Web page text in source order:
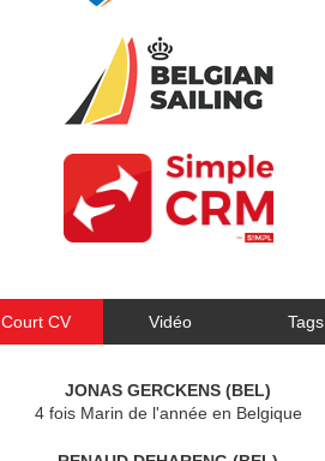
Court CV Vidéo Tags
JONAS GERCKENS (BEL)
4 fois Marin de l'année en Belgique